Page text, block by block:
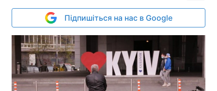
Підпишіться на нас в Google